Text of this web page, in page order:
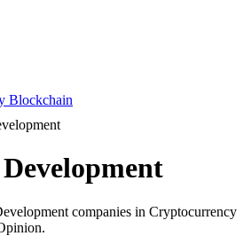
Blockchain
companies in Cryptocurrency